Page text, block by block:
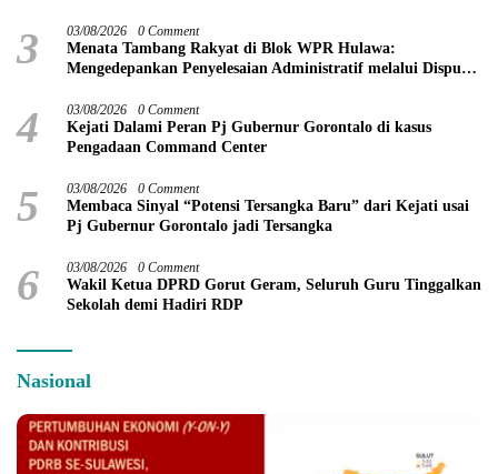
3 03/08/2026 0 Comment
Menata Tambang Rakyat di Blok WPR Hulawa:
Mengedepankan Penyelesaian Administratif melalui Dispute
4 03/08/2026 0 Comment
Kejati Dalami Peran Pj Gubernur Gorontalo di kasus
Pengadaan Command Center
5 03/08/2026 0 Comment
Membaca Sinyal “Potensi Tersangka Baru” dari Kejati usai
Pj Gubernur Gorontalo jadi Tersangka
6 03/08/2026 0 Comment
Wakil Ketua DPRD Gorut Geram, Seluruh Guru Tinggalkan
Sekolah demi Hadiri RDP
Nasional